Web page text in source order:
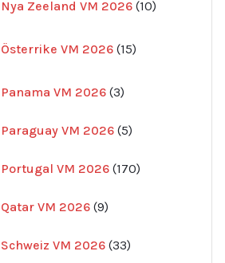
Nya Zeeland VM 2026 10
produkter
Österrike VM 2026 15
produkter
Panama VM 2026 3
produkter
Paraguay VM 2026 55
Portugal VM 2026 170
produkter
Qatar VM 2026 99
Schweiz VM 2026 33
produkter